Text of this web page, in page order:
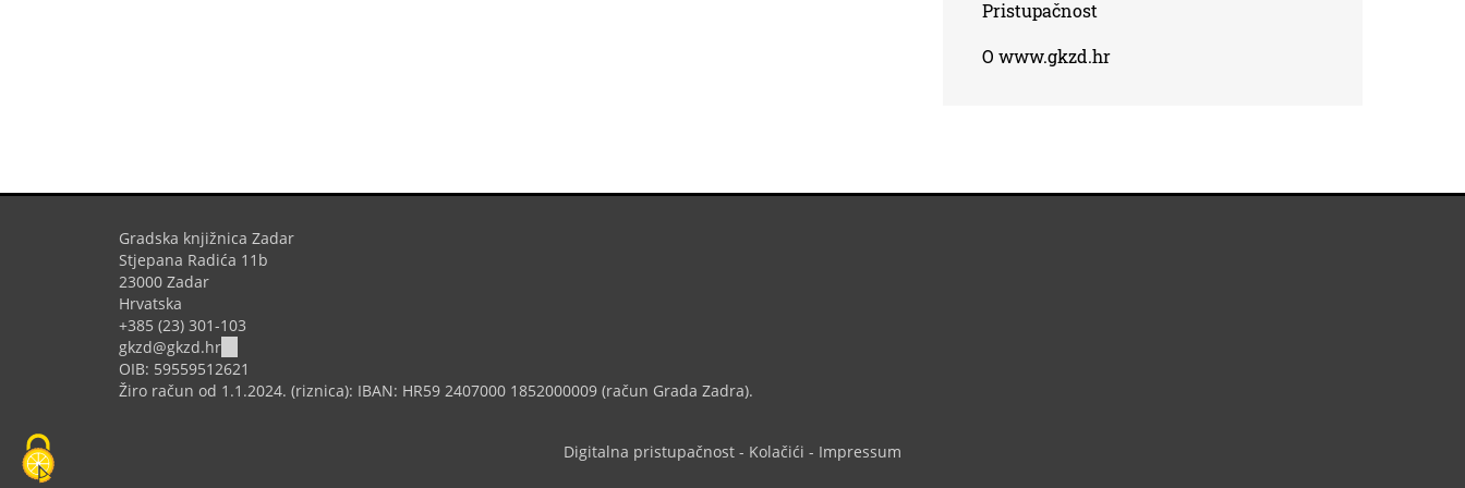
Pristupačnost
O www.gkzd.hr
Gradska knjižnica Zadar
Stjepana Radića 11b
23000 Zadar
Hrvatska
+385 (23) 301-103
gkzd@gkzd.hr
sends
e-
mail)
OIB: 59559512621
Žiro račun od 1.1.2024. (riznica): IBAN: HR59 2407000 1852000009 (račun Grada Zadra).
Digitalna pristupačnost - Kolačići - Impressum